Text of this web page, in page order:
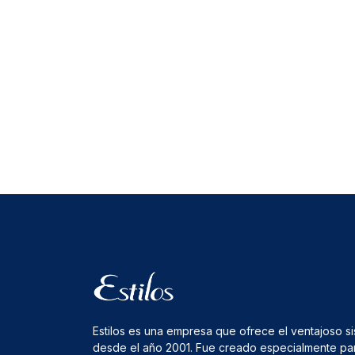
Estilos es una empresa que ofrece el ventajoso
desde el año 2001. Fue creado especialmente